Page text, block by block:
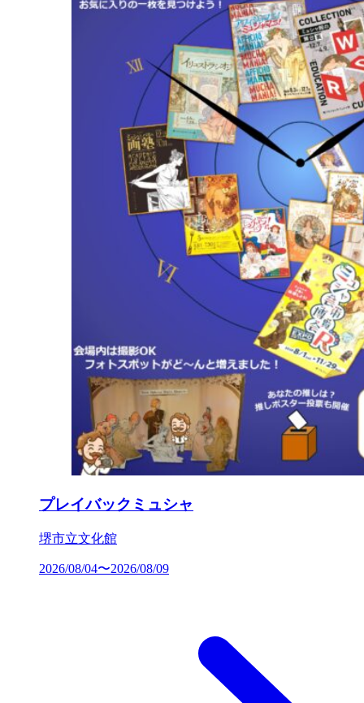
プレイバックミュシャ
堺市立文化館
2026/08/04〜2026/08/09